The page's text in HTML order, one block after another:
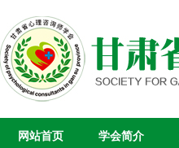
网站首页 学会简介